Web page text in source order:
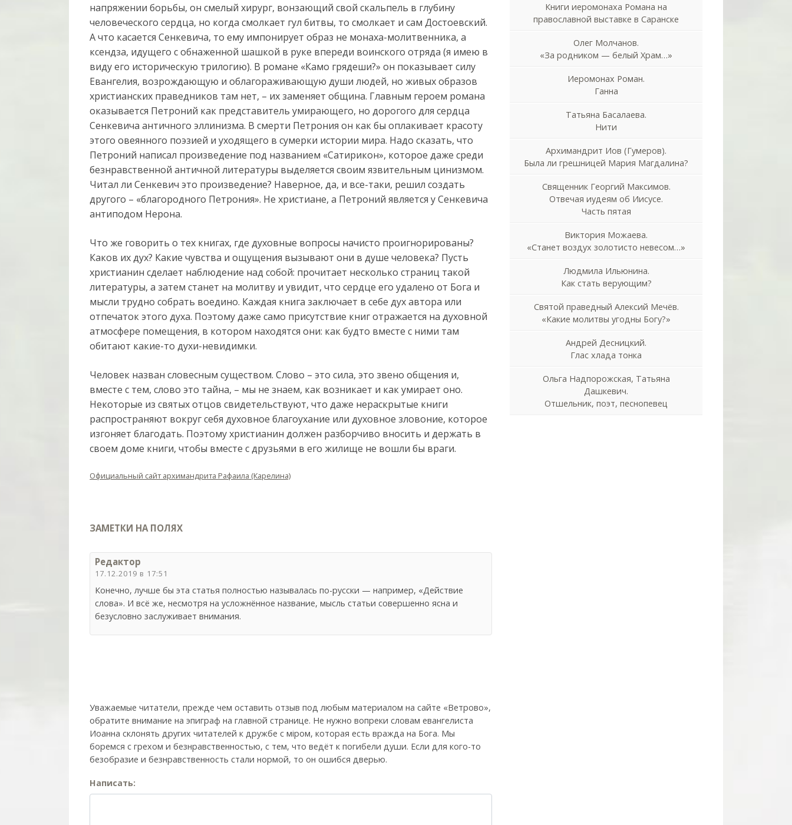
напряжении борьбы, он смелый хирург, вонзающий свой скальпель в глубину
человеческого сердца, но когда смолкает гул битвы, то смолкает и сам Достоевский.
А что касается Сенкевича, то ему импонирует образ не монаха-молитвенника, а
ксендза, идущего с обнаженной шашкой в руке впереди воинского отряда (я имею в
виду его историческую трилогию). В романе «Камо грядеши?» он показывает силу
Евангелия, возрождающую и облагораживающую души людей, но живых образов
христианских праведников там нет, – их заменяет община. Главным героем романа
оказывается Петроний как представитель умирающего, но дорогого для сердца
Сенкевича античного эллинизма. В смерти Петрония он как бы оплакивает красоту
этого овеянного поэзией и уходящего в сумерки истории мира. Надо сказать, что
Петроний написал произведение под названием «Сатирикон», которое даже среди
безнравственной античной литературы выделяется своим язвительным цинизмом.
Читал ли Сенкевич это произведение? Наверное, да, и все-таки, решил создать
другого – «благородного Петрония». Не христиане, а Петроний является у Сенкевича
антиподом Нерона.
Что же говорить о тех книгах, где духовные вопросы начисто проигнорированы?
Каков их дух? Какие чувства и ощущения вызывают они в душе человека? Пусть
христианин сделает наблюдение над собой: прочитает несколько страниц такой
литературы, а затем станет на молитву и увидит, что сердце его удалено от Бога и
мысли трудно собрать воедино. Каждая книга заключает в себе дух автора или
отпечаток этого духа. Поэтому даже само присутствие книг отражается на духовной
атмосфере помещения, в котором находятся они: как будто вместе с ними там
обитают какие-то духи-невидимки.
Человек назван словесным существом. Слово – это сила, это звено общения и,
вместе с тем, слово это тайна, – мы не знаем, как возникает и как умирает оно.
Некоторые из святых отцов свидетельствуют, что даже нераскрытые книги
распространяют вокруг себя духовное благоухание или духовное зловоние, которое
изгоняет благодать. Поэтому христианин должен разборчиво вносить и держать в
своем доме книги, чтобы вместе с друзьями в его жилище не вошли бы враги.
Официальный сайт архимандрита Рафаила (Карелина)
ЗАМЕТКИ НА ПОЛЯХ
Редактор
17.12.2019 в 17:51
Конечно, лучше бы эта статья полностью называлась по-русски — например, «Действие
слова». И всё же, несмотря на усложнённое название, мысль статьи совершенно ясна и
безусловно заслуживает внимания.
Уважаемые читатели, прежде чем оставить отзыв под любым материалом на сайте «Ветрово»,
обратите внимание на эпиграф на главной странице. Не нужно вопреки словам евангелиста
Иоанна склонять других читателей к дружбе с мiром, которая есть вражда на Бога. Мы
боремся с грехом и без­нрав­ствен­ностью, с тем, что ведёт к погибели души. Если для кого-то
безобразие и безнравственность стали нормой, то он ошибся дверью.
Написать:
Книги иеромонаха Романа на
православной выставке в Саранске
Олег Молчанов.
«За родником — белый Храм…»
Иеромонах Роман.
Ганна
Татьяна Басалаева.
Нити
Архимандрит Иов (Гумеров).
Была ли грешницей Мария Магдалина?
Священник Георгий Максимов.
Отвечая иудеям об Иисусе.
Часть пятая
Виктория Можаева.
«Станет воздух золотисто невесом…»
Людмила Ильюнина.
Как стать верующим?
Святой праведный Алексий Мечёв.
«Какие молитвы угодны Богу?»
Андрей Десницкий.
Глас хлада тонка
Ольга Надпорожская, Татьяна
Дашкевич.
Отшельник, поэт, песнопевец